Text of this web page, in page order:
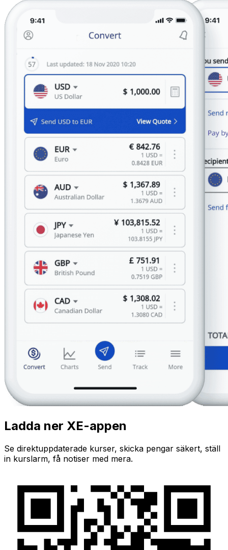
Ladda ner XE-appen
Se direktuppdaterade kurser, skicka pengar säkert, ställ
in kurslarm, få notiser med mera.